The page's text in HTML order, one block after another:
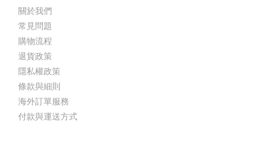
關於我們
常見問題
購物流程
退貨政策
隱私權政策
條款與細則
海外訂單服務
付款與運送方式